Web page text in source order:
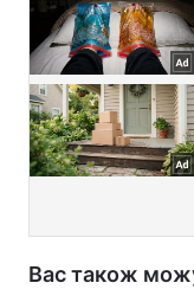
Вас також